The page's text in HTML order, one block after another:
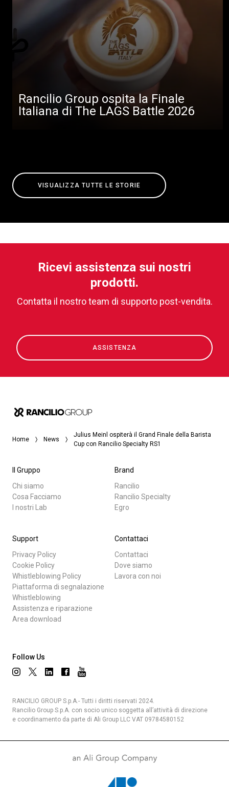
Rancilio Group ospita la Finale
Italiana di The LAGS Battle 2026
VISUALIZZA TUTTE LE STORIE
Ricevi assistenza sui nostri
prodotti.
Contatta il nostro team di supporto post-vendita.
ASSISTENZA
Home News
Julius Meinl ospiterà il Grand Finale della Barista
Cup con Rancilio Specialty RS1
Il Gruppo
Chi siamo
Cosa Facciamo
I nostri Lab
Brand
Rancilio
Rancilio Specialty
Egro
Support
Privacy Policy
Cookie Policy
Whistleblowing Policy
Piattaforma di segnalazione
Whistleblowing
Assistenza e riparazione
Area download
Contattaci
Contattaci
Dove siamo
Lavora con noi
Follow Us
RANCILIO GROUP S.p.A.- Tutti i diritti riservati 2024.
Rancilio Group S.p.A. con socio unico soggetta all’attività di direzione
e coordinamento da parte di Ali Group LLC VAT 09784580152